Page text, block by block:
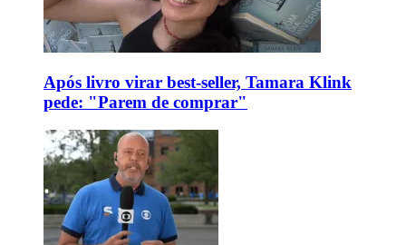
Após livro virar best-seller, Tamara Klink
pede: "Parem de comprar"